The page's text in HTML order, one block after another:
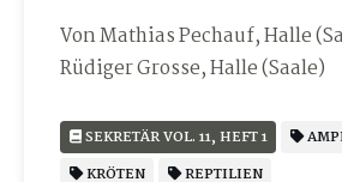
Von Mathias Pechauf, Halle
Rüdiger Grosse, Halle (Saale)
SEKRETÄR VOL. 11, HEFT 1
KRÖTEN
REPTILIEN